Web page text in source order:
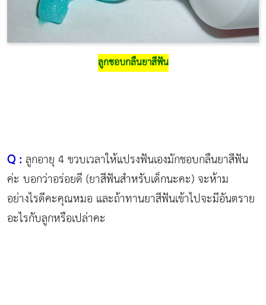
ลูกชอบกลืนยาสีฟัน
Q :ลูกอายุ 4 ขวบเวลาให้แปรงฟันเองมักชอบกลืนยาสีฟัน
ค่ะ บอกว่าอร่อยดี (ยาสีฟันสำหรับเด็กนะคะ) จะห้าม
อย่างไรดีคะคุณหมอ และถ้าทานยาสีฟันเข้าไปจะมีอันตราย
อะไรกับลูกหรือเปล่าคะ